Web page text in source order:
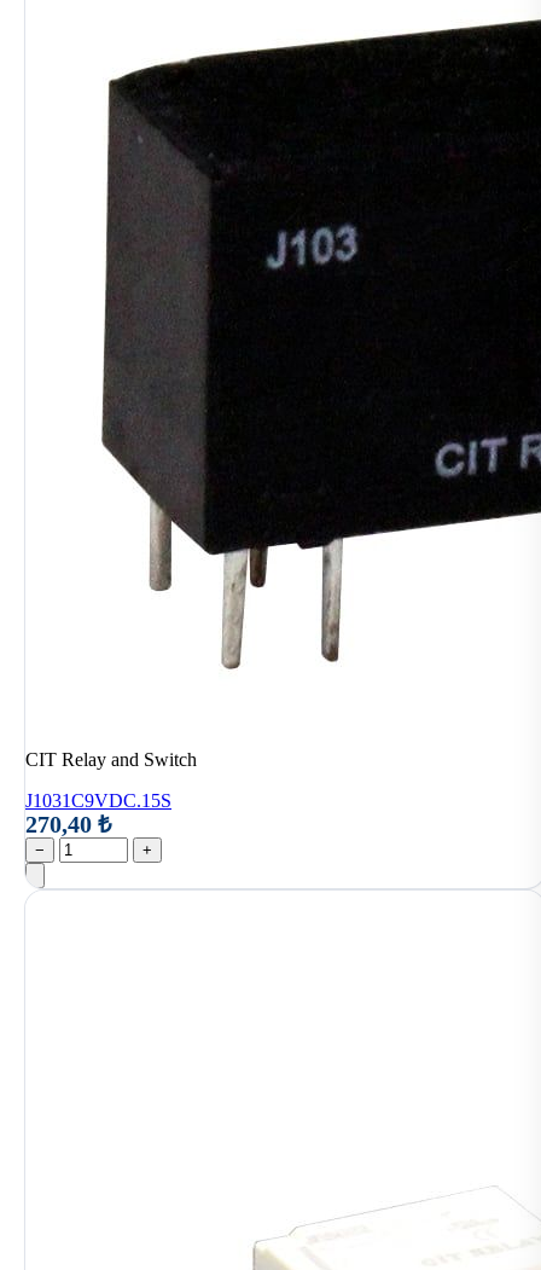
CIT Relay and Switch
J1031C9VDC.15S
270,40 ₺
− +